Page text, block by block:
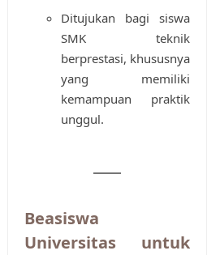
Ditujukan bagi siswa
SMK teknik
berprestasi, khususnya
yang memiliki
kemampuan praktik
unggul.
Beasiswa
Universitas untuk